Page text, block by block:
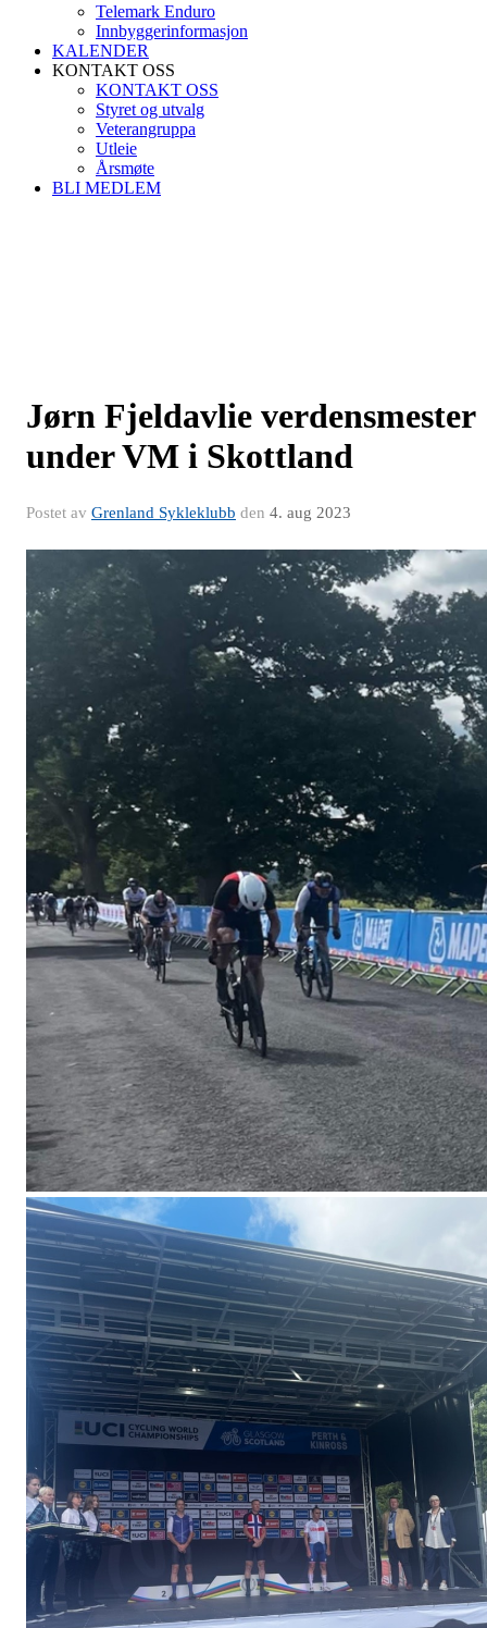
Telemark Enduro
Innbyggerinformasjon
KALENDER
KONTAKT OSS
KONTAKT OSS
Styret og utvalg
Veterangruppa
Utleie
Årsmøte
BLI MEDLEM
Jørn Fjeldavlie verdensmester
under VM i Skottland
Postet av Grenland Sykleklubb den 4. aug 2023